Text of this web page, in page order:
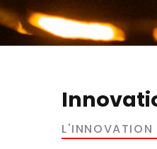
L'INNOVATION